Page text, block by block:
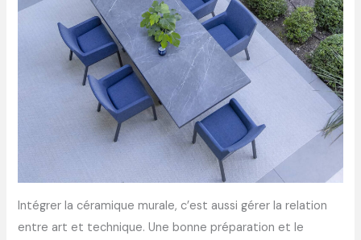
Intégrer la céramique murale, c’est aussi gérer la relation
entre art et technique. Une bonne préparation et le